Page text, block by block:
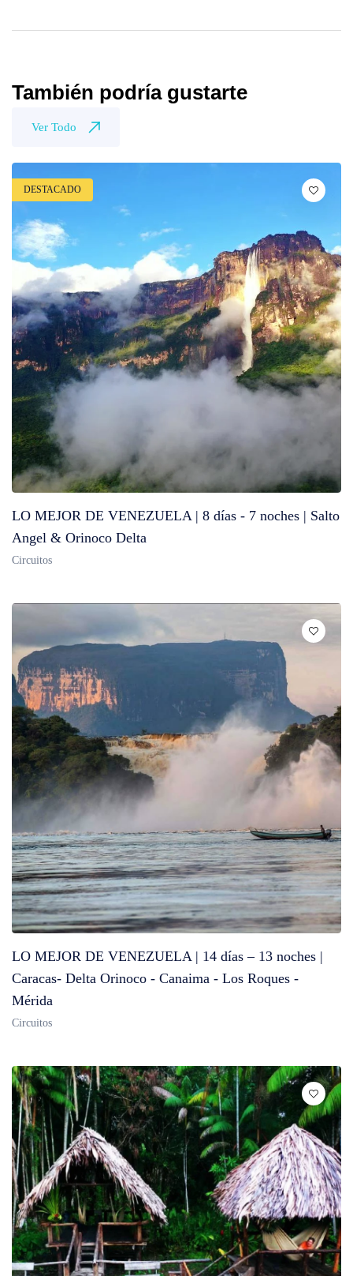
También podría gustarte
Ver Todo
DESTACADO
LO MEJOR DE VENEZUELA | 8 días - 7 noches | Salto
Angel & Orinoco Delta
Circuitos
LO MEJOR DE VENEZUELA | 14 días – 13 noches |
Caracas- Delta Orinoco - Canaima - Los Roques -
Mérida
Circuitos